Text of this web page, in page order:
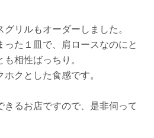
リルもオーダーしました。
った１皿で、肩ロースなのにと
相性ばっちり。
クとした食感です。
きるお店ですので、是非伺って